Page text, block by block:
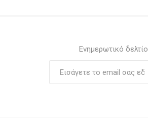
Ενημερωτικό δελτίο